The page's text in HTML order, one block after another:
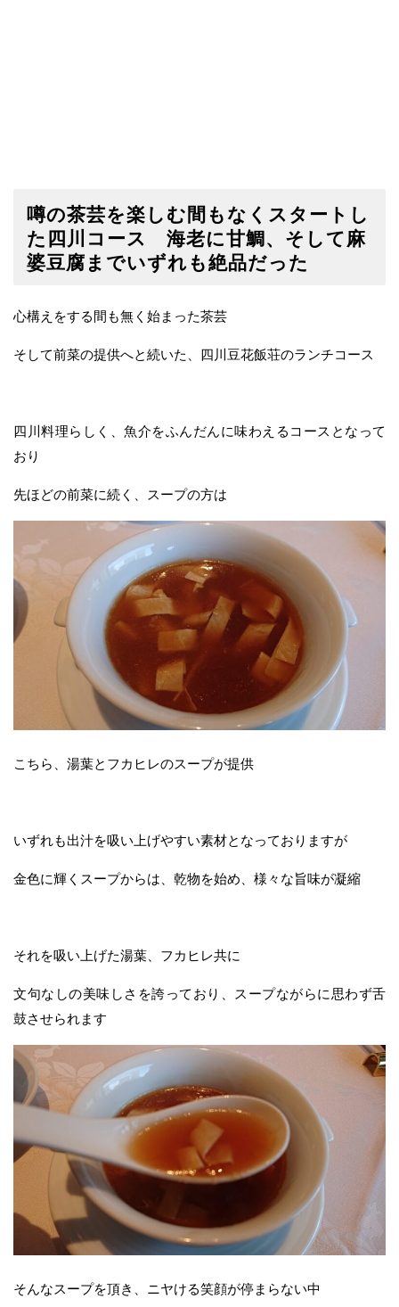
噂の茶芸を楽しむ間もなくスタートし
た四川コース 海老に甘鯛、そして麻
婆豆腐までいずれも絶品だった
心構えをする間も無く始まった茶芸
そして前菜の提供へと続いた、四川豆花飯荘のランチコース
四川料理らしく、魚介をふんだんに味わえるコースとなって
おり
先ほどの前菜に続く、スープの方は
こちら、湯葉とフカヒレのスープが提供
いずれも出汁を吸い上げやすい素材となっておりますが
金色に輝くスープからは、乾物を始め、様々な旨味が凝縮
それを吸い上げた湯葉、フカヒレ共に
文句なしの美味しさを誇っており、スープながらに思わず舌
鼓させられます
そんなスープを頂き、ニヤける笑顔が停まらない中